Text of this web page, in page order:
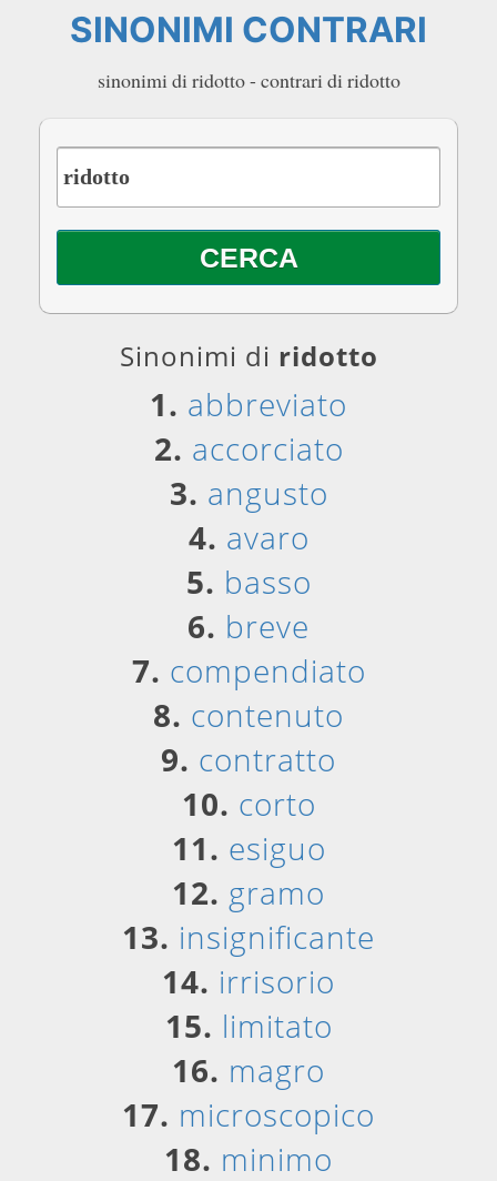
SINONIMI CONTRARI
sinonimi di ridotto - contrari di ridotto
Sinonimi di ridotto
1. abbreviato
2. accorciato
3. angusto
4. avaro
5. basso
6. breve
7. compendiato
8. contenuto
9. contratto
10. corto
11. esiguo
12. gramo
13. insignificante
14. irrisorio
15. limitato
16. magro
17. microscopico
18. minimo